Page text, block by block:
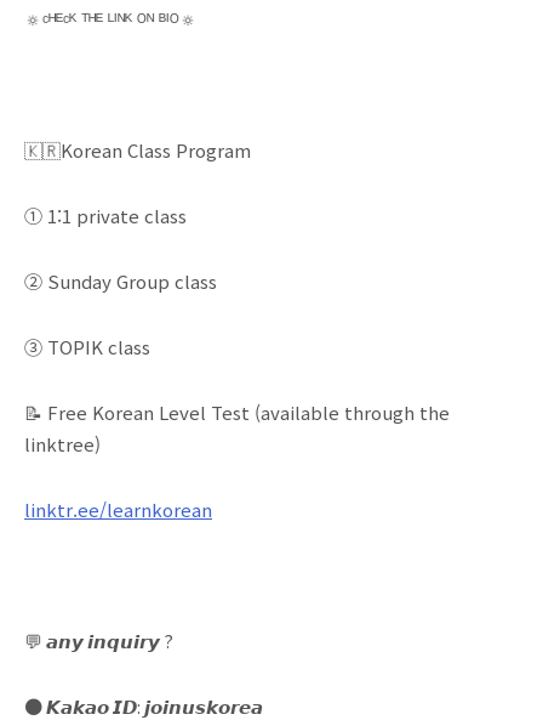
🔅ᶜᴴᴱᶜᴷ ᵀᴴᴱ ᴸᴵᴺᴷ ᴼᴺ ᴮᴵᴼ🔅
🇰🇷Korean Class Program⠀
① 1:1 private class
② Sunday Group class ⠀
③ TOPIK class
📝 Free Korean Level Test (available through the
linktree)
linktr.ee/learnkorean
💬 𝙖𝙣𝙮 𝙞𝙣𝙦𝙪𝙞𝙧𝙮 ?
● 𝙆𝙖𝙠𝙖𝙤 𝙄𝘿: 𝙟𝙤𝙞𝙣𝙪𝙨𝙠𝙤𝙧𝙚𝙖⠀